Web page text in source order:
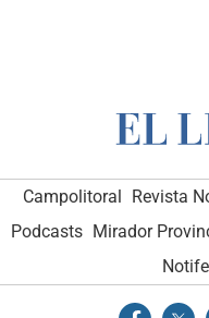
Campolitoral Revista
Podcasts Mirador
Notife